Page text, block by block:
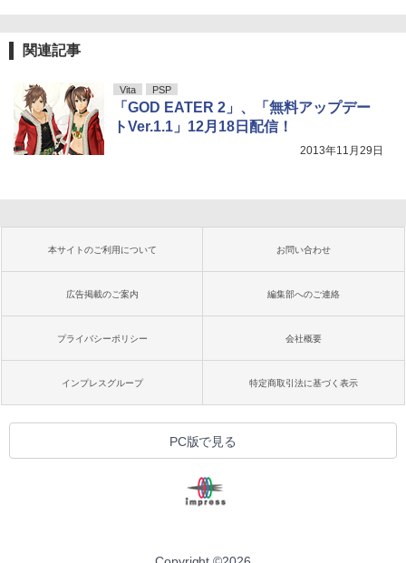
関連記事
Vita PSP
「GOD EATER 2」、「無料アップデー
トVer.1.1」12月18日配信！
2013年11月29日
本サイトのご利用について お問い合わせ
広告掲載のご案内 編集部へのご連絡
プライバシーポリシー 会社概要
インプレスグループ 特定商取引法に基づく表示
PC版で見る